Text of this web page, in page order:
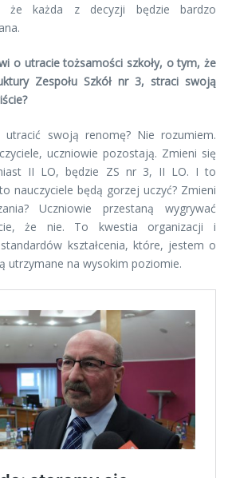
że każda z decyzji będzie bardzo
o utracie tożsamości szkoły, o tym, że
Zespołu Szkół nr 3, straci swoją
utracić swoją renomę? Nie rozumiem.
uczniowie pozostają. Zmieni się
II LO, będzie ZS nr 3, II LO. I to
nauczyciele będą gorzej uczyć? Zmieni
Uczniowie przestaną wygrywać
że nie. To kwestia organizacji i
kształcenia, które, jestem o
utrzymane na wysokim poziomie.